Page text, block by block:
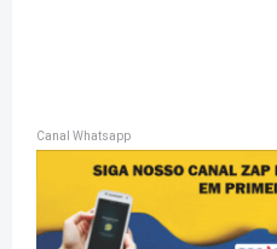
Canal Whatsapp